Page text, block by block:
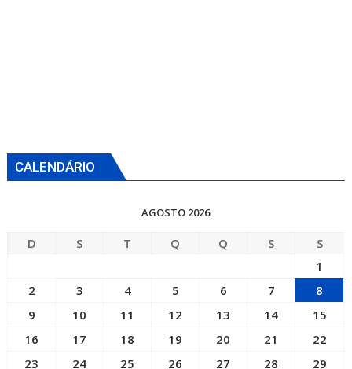
CALENDÁRIO
AGOSTO 2026
D S T Q Q S
S
1
2
3 4 5 6 7
8
9
10 11 12 13 14
15
16
17 18 19 20 21
22
23
24 25 26 27 28
29